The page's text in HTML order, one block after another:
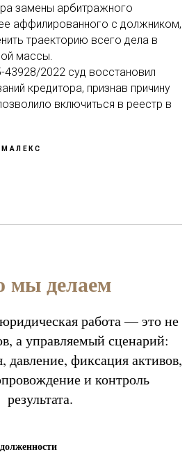
замены арбитражного
аффилированного с должником,
траекторию всего дела в
массы.
43928/2022 суд восстановил
кредитора, признав причину
включиться в реестр в
мы делаем
работа — это не
а управляемый сценарий:
давление, фиксация активов,
и контроль
результата.